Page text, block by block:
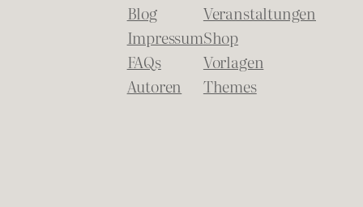
Blog
Impressum
FAQs
Autoren
Veranstaltungen
Shop
Vorlagen
Themes